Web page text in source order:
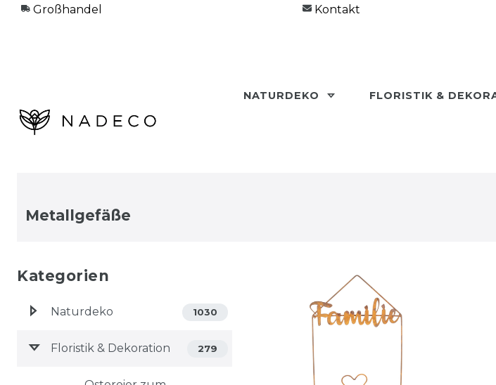
Großhandel Kontakt
NATURDEKO FLORISTIK &
Metallgefäße
Kategorien
Naturdeko 1030
Floristik & Dekoration 279